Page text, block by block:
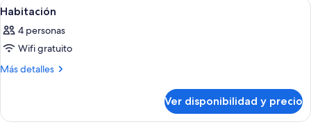
Ver
todas
las
fotos
de
5
Habitación
4 personas
Wifi gratuito
Más detalles
Más
Ver disponibilidad y precio